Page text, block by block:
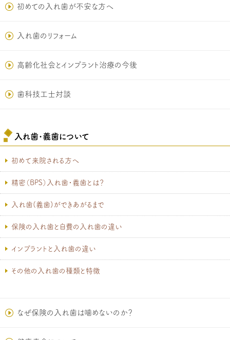
初めての入れ歯が不安な方へ
入れ歯のリフォーム
高齢化社会とインプラント治療の今後
歯科技工士対談
入れ歯･義歯について
初めて来院される方へ
精密（BPS）入れ歯・義歯とは？
入れ歯(義歯)ができあがるまで
保険の入れ歯と自費の入れ歯の違い
インプラントと入れ歯の違い
その他の入れ歯の種類と特徴
なぜ保険の入れ歯は噛めないのか？